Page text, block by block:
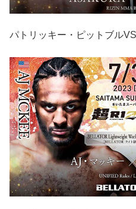
パトリッキー・ピットブル